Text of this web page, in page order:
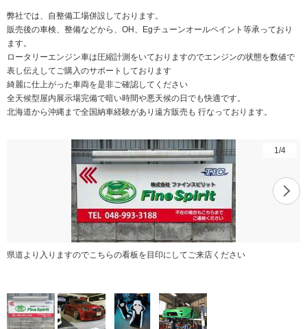
弊社では、自整備工場併設しております。
販売後の車検、整備などから、OH、Egチューンオールペイント等承っており
ます。
ロータリーエンジン車は圧縮計測をいておりますのでエンジンの状態を数値で
表し伝えしてご購入のサポートしております
綺麗に仕上がった車両を是非ご確認してください
全天候型屋内展示場完備で暗い時間や悪天候の日でも快適です。
北海道から沖縄まで全国納車経験があり遠方販売も 行なっております。
1 /4
県道より入りますのでこちらの看板を目印にしてご来店ください